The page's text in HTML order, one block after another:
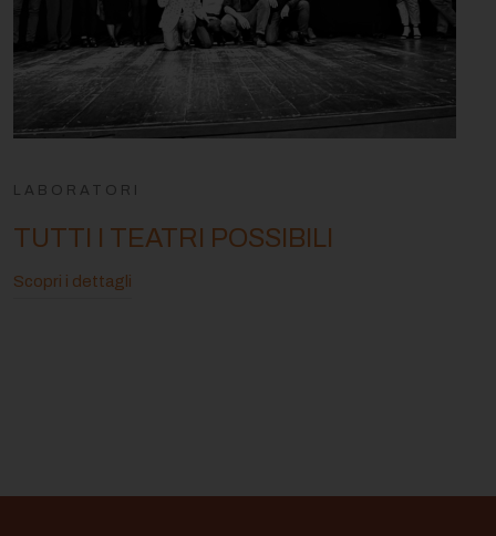
LABORATORI
TUTTI I TEATRI POSSIBILI
Scopri i dettagli